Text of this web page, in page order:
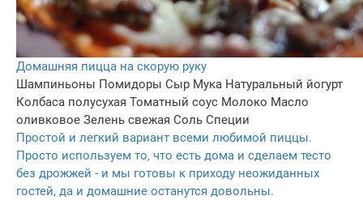
Домашняя пицца на скорую руку
Шампиньоны Помидоры Сыр Мука Натуральный йогурт
Колбаса полусухая Томатный соус Молоко Масло
оливковое Зелень свежая Соль Специи
Простой и легкий вариант всеми любимой пиццы.
Просто используем то, что есть дома и сделаем тесто
без дрожжей - и мы готовы к приходу неожиданных
гостей, да и домашние останутся довольны.